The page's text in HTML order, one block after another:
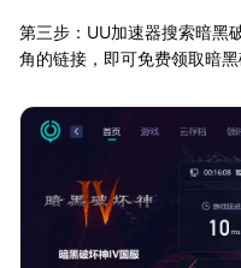
第三步：UU加速器搜索暗黑
角的链接，即可免费领取暗